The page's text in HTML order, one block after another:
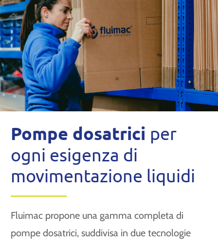
Pompe dosatrici per
ogni esigenza di
movimentazione liquidi
Fluimac propone una gamma completa di
pompe dosatrici, suddivisa in due tecnologie